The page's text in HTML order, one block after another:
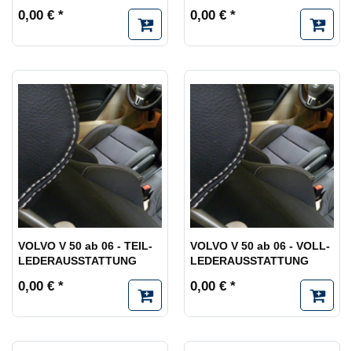
0,00 € * 0,00 € *
VOLVO V 50 ab 06 - TEIL-
LEDERAUSSTATTUNG
0,00 € *
VOLVO V 50 ab 06 - VOLL-
LEDERAUSSTATTUNG
0,00 € *